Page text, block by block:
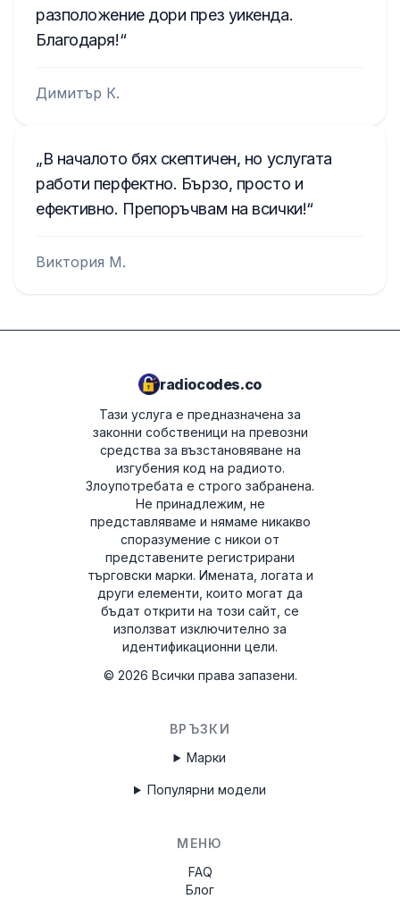
разположение дори през уикенда.
Благодаря!
Димитър К.
В началото бях скептичен, но услугата
работи перфектно. Бързо, просто и
ефективно. Препоръчвам на всички!
Виктория М.
radiocodes.co
Тази услуга е предназначена за
законни собственици на превозни
средства за възстановяване на
изгубения код на радиото.
Злоупотребата е строго забранена.
Не принадлежим, не
представляваме и нямаме никакво
споразумение с никои от
представените регистрирани
търговски марки. Имената, логата и
други елементи, които могат да
бъдат открити на този сайт, се
използват изключително за
идентификационни цели.
© 2026 Всички права запазени.
ВРЪЗКИ
Марки
Популярни модели
МЕНЮ
FAQ
Блог